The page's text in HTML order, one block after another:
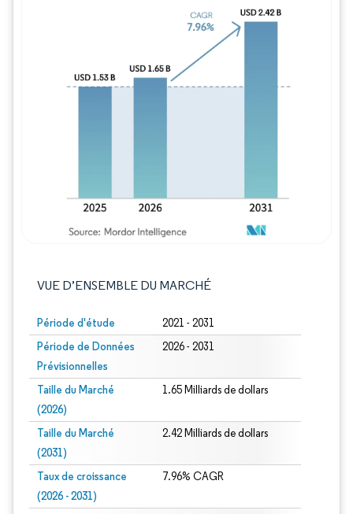
VUE D’ENSEMBLE DU MARCHÉ
Période d'étude 2021 - 2031
Période de Données
Prévisionnelles
2026 - 2031
Taille du Marché
(2026)
1.65 Milliards de dollars
Taille du Marché
(2031)
2.42 Milliards de dollars
Taux de croissance
(2026 - 2031)
7.96% CAGR